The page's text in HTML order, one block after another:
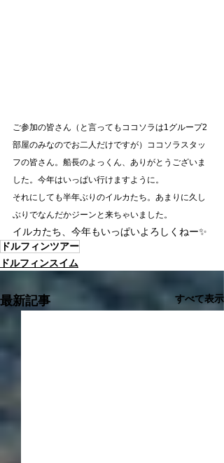
ご参加の皆さん（と言ってもココソラは1グループ2
部屋のみなのでお二人だけですが）ココソラスタッ
フの皆さん。船長のよっくん、ありがとうございま
した。今年はいっぱい行けますように。
それにしても半年ぶりのイルカたち。あまりに久し
ぶりでなんだかジーンと来ちゃいました。
イルカたち、今年もいっぱいよろしくねー✨
ドルフィンツアー
ドルフィンスイム
最新記事 すべて表示